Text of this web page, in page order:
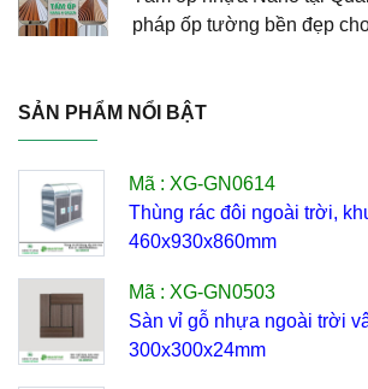
pháp ốp tường bền đẹp
SẢN PHẨM NỔI BẬT
Mã : XG-GN0614
Thùng rác đôi ngoài trời,
460x930x860mm
Mã : XG-GN0503
Sàn vỉ gỗ nhựa ngoài trời
300x300x24mm